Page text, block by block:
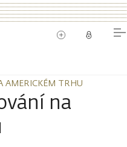
AMERICKÉM TRHU
AMERICKÉM TRHU
na